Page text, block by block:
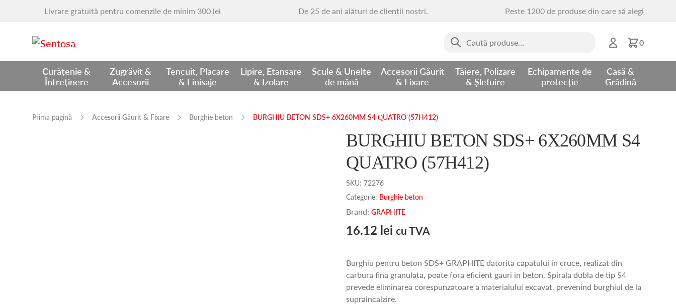
Livrare gratuită pentru comenzile de minim 300 lei De 25 de ani alături de clienții noștri. Peste 1200 de produse din care să alegi
0
Caută
Curățenie &
Întreținere
Zugrăvit &
Accesorii
Tencuit, Placare
& Finisaje
Lipire, Etansare
& Izolare
Scule & Unelte
de mână
Accesorii Găurit
& Fixare
Tăiere, Polizare
& Șlefuire
Echipamente de
protecție
Casă &
Grădină
Prima pagină Accesorii Găurit & Fixare Burghie beton BURGHIU BETON SDS+ 6X260MM S4 QUATRO (57H412)
BURGHIU BETON SDS+ 6X260MM S4
QUATRO (57H412)
SKU: 72276
Categorie: Burghie beton
Brand: GRAPHITE
16.12 lei cu TVA
Burghiu pentru beton SDS+ GRAPHITE datorita capatului in cruce, realizat din
carbura fina granulata, poate fora eficient gauri in beton. Spirala dubla de tip S4
prevede eliminarea corespunzatoare a materialului excavat, prevenind burghiul de la
supraincalzire.